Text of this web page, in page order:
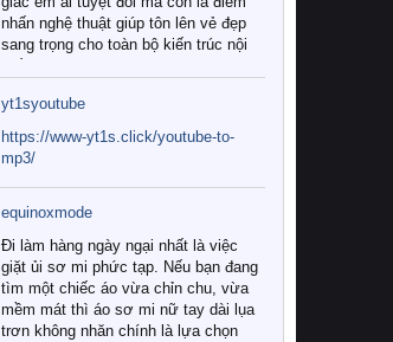
nhấn nghệ thuật giúp tôn lên vẻ đẹp
sang trọng cho toàn bộ kiến trúc nội
Tuy nhiên, giữa thị trường đa dạng
với vô vàn thương hiệu và mẫu mã
như hiện nay, làm thế nào để chọn
được những bộ chăn ga gối đệm cao
cấp thực sự chất lượng, phù hợp với
khí hậu và nhu cầu sử dụng của gia
đình? Hãy cùng chúng tôi đi tìm lời
giải đáp chi tiết qua bài viết dưới đây.
1. Tại sao các gia đình hiện đại lại ưa
chuộng chăn ga gối đệm cao cấp?
yt1syoutube
https://www-yt1s.click/youtube-to-
mp3/
equinoxmode
Đi làm hàng ngày ngại nhất là việc
giặt ủi sơ mi phức tạp. Nếu bạn đang
tìm một chiếc áo vừa chỉn chu, vừa
mềm mát thì áo sơ mi nữ tay dài lụa
trơn không nhăn chính là lựa chọn